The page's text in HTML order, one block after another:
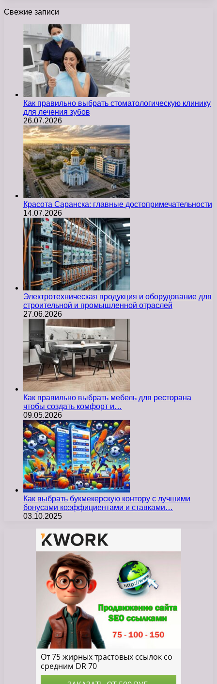
Свежие записи
Как правильно выбрать стоматологическую клинику
для лечения зубов
26.07.2026
Красота Саранска: главные достопримечательности
14.07.2026
Электротехническая продукция и оборудование для
строительной и промышленной отраслей
27.06.2026
Как правильно выбрать мебель для ресторана
чтобы создать комфорт и…
09.05.2026
Как выбрать букмекерскую контору с лучшими
бонусами коэффициентами и ставками…
03.10.2025